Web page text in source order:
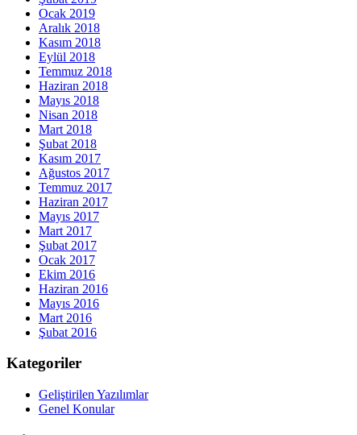
Ocak 2019
Aralık 2018
Kasım 2018
Eylül 2018
Temmuz 2018
Haziran 2018
Mayıs 2018
Nisan 2018
Mart 2018
Şubat 2018
Kasım 2017
Ağustos 2017
Temmuz 2017
Haziran 2017
Mayıs 2017
Mart 2017
Şubat 2017
Ocak 2017
Ekim 2016
Haziran 2016
Mayıs 2016
Mart 2016
Şubat 2016
Kategoriler
Geliştirilen Yazılımlar
Genel Konular